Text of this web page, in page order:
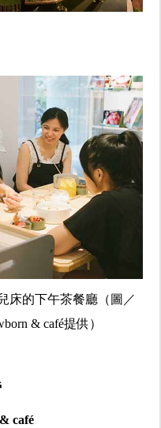
床的下午茶餐廳（圖／
& café提供）
café